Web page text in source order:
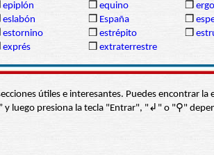
epiplón ❒ equino ❒
eslabón ❒ España ❒
estornino ❒ estrépito ❒
exprés ❒ extraterrestre
útiles e interesantes. Puedes encontrar
y luego presiona la tecla "Entrar", "↲" o "⚲"